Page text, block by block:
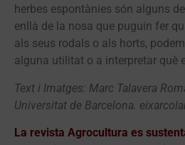
herbes espontànies són alguns
enllà de la nosa que puguin fer
als seus rodals o als horts, podem
alguna utilitat o a interpretar què
Text i Imatges: Marc Talavera
Universitat de Barcelona.
La revista Agrocultura es